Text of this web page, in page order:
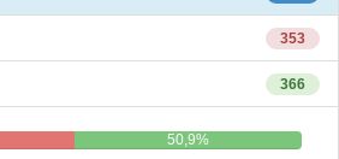
353
366
50,9%